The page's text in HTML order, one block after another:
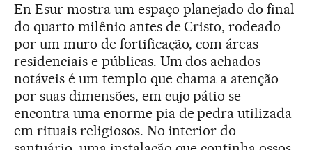
En Esur mostra um espaço planejado do final
do quarto milênio antes de Cristo, rodeado
por um muro de fortificação, com áreas
residenciais e públicas. Um dos achados
notáveis é um templo que chama a atenção
por suas dimensões, em cujo pátio se
encontra uma enorme pia de pedra utilizada
em rituais religiosos. No interior do